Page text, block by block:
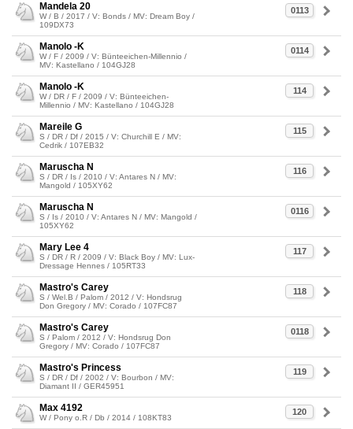
0113
Mandela 20
W / B / 2017 / V: Bonds / MV: Dream Boy /
109DX73
0114
Manolo -K
W / F / 2009 / V: Bünteeichen-Millennio /
MV: Kastellano / 104GJ28
114
Manolo -K
W / DR / F / 2009 / V: Bünteeichen-
Millennio / MV: Kastellano / 104GJ28
115
Mareile G
S / DR / Df / 2015 / V: Churchill E / MV:
Cedrik / 107EB32
116
Maruscha N
S / DR / Is / 2010 / V: Antares N / MV:
Mangold / 105XY62
0116
Maruscha N
S / Is / 2010 / V: Antares N / MV: Mangold /
105XY62
117
Mary Lee 4
S / DR / R / 2009 / V: Black Boy / MV: Lux-
Dressage Hennes / 105RT33
118
Mastro's Carey
S / Wel.B / Palom / 2012 / V: Hondsrug
Don Gregory / MV: Corado / 107FC87
0118
Mastro's Carey
S / Palom / 2012 / V: Hondsrug Don
Gregory / MV: Corado / 107FC87
119
Mastro's Princess
S / DR / Df / 2002 / V: Bourbon / MV:
Diamant II / GER45951
120
Max 4192
W / Pony o.R / Db / 2014 / 108KT83